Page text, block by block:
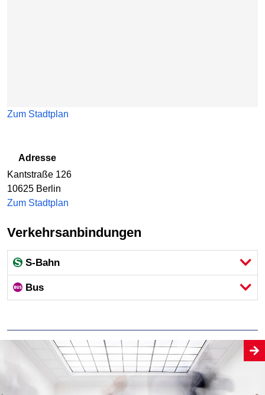
Zum Stadtplan
Adresse
Kantstraße 126
10625 Berlin
Zum Stadtplan
Verkehrsanbindungen
S-Bahn
Bus